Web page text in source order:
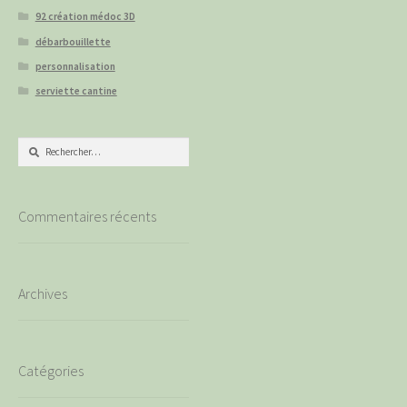
92 création médoc 3D
débarbouillette
personnalisation
serviette cantine
Commentaires récents
Archives
Catégories